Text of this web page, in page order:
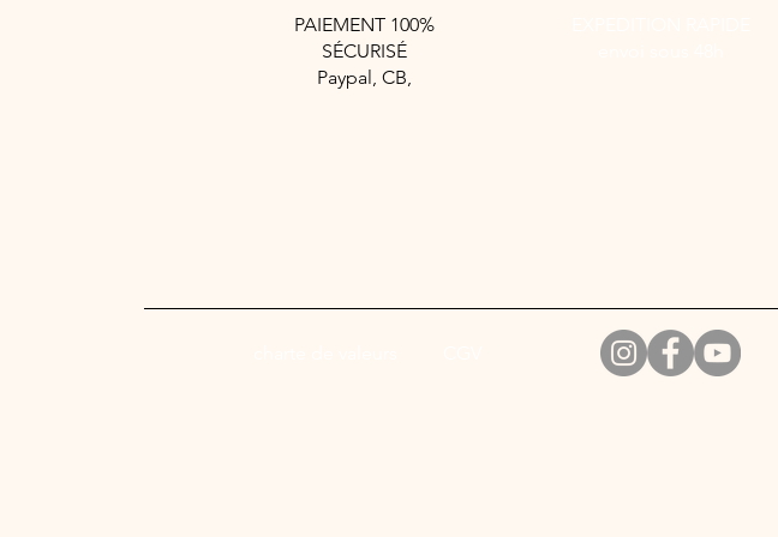
PAIEMENT 100%
SÉCURISÉ
Paypal, CB,